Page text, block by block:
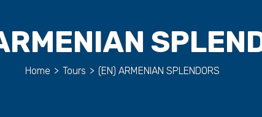
Home > Tours > (EN) ARMENIAN SPLENDORS